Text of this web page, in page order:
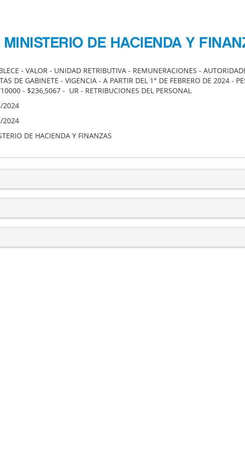
DE HACIENDA Y
- VALOR - UNIDAD RETRIBUTIVA - REMUNERACIONES -
DE GABINETE - VIGENCIA - A PARTIR DEL 1° DE FEBRERO DE 2024 -
- $236,5067 - UR - RETRIBUCIONES DEL PERSONAL
2024
2024
DE HACIENDA Y FINANZAS